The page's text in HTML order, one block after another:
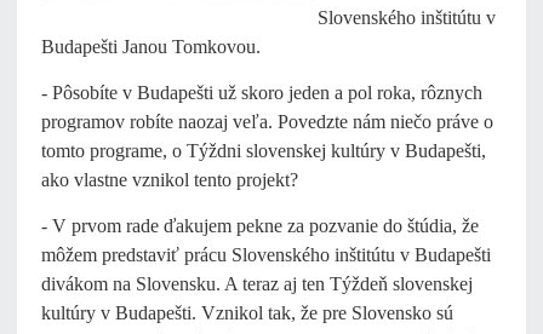
Slovenského inštitútu v
Budapešti Janou Tomkovou.
- Pôsobíte v Budapešti už skoro jeden a pol roka, rôznych
programov robíte naozaj veľa. Povedzte nám niečo práve o
tomto programe, o Týždni slovenskej kultúry v Budapešti,
ako vlastne vznikol tento projekt?
- V prvom rade ďakujem pekne za pozvanie do štúdia, že
môžem predstaviť prácu Slovenského inštitútu v Budapešti
divákom na Slovensku. A teraz aj ten Týždeň slovenskej
kultúry v Budapešti. Vznikol tak, že pre Slovensko sú